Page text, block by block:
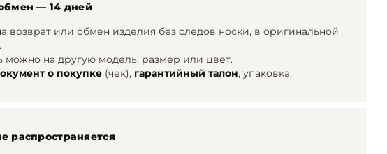
— 14 дней
возврат или обмен изделия без следов носки, в оригинальной
можно на другую модель, размер или цвет.
о покупке (чек), гарантийный талон, упаковка.
распространяется